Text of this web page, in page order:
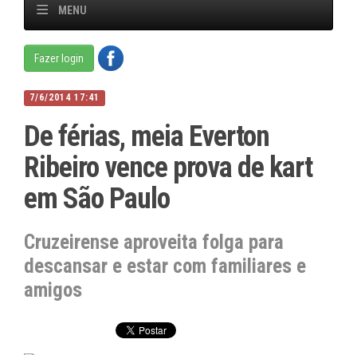
MENU
Fazer login
7/6/2014 17:41
De férias, meia Everton
Ribeiro vence prova de kart
em São Paulo
Cruzeirense aproveita folga para
descansar e estar com familiares e
amigos